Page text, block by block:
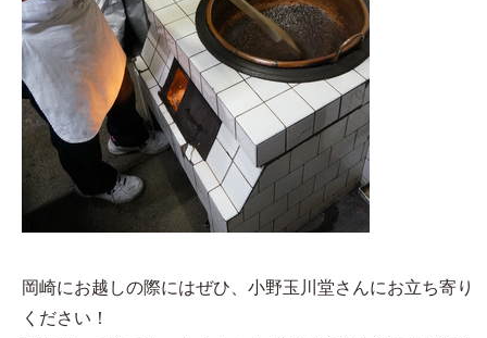
岡崎にお越しの際にはぜひ、小野玉川堂さんにお立ち寄り
ください！